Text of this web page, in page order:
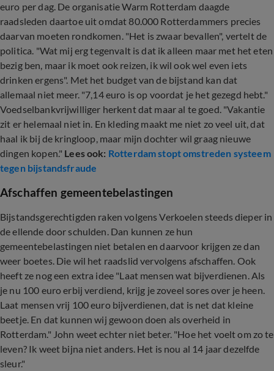
euro per dag. De organisatie Warm Rotterdam daagde
raadsleden daartoe uit omdat 80.000 Rotterdammers precies
daarvan moeten rondkomen. "Het is zwaar bevallen", vertelt de
politica. "Wat mij erg tegenvalt is dat ik alleen maar met het eten
bezig ben, maar ik moet ook reizen, ik wil ook wel even iets
drinken ergens". Met het budget van de bijstand kan dat
allemaal niet meer. "7,14 euro is op voordat je het gezegd hebt."
Voedselbankvrijwilliger herkent dat maar al te goed. "Vakantie
zit er helemaal niet in. En kleding maakt me niet zo veel uit, dat
haal ik bij de kringloop, maar mijn dochter wil graag nieuwe
dingen kopen." Lees ook: Rotterdam stopt omstreden systeem
tegen bijstandsfraude
Afschaffen gemeentebelastingen
Bijstandsgerechtigden raken volgens Verkoelen steeds dieper in
de ellende door schulden. Dan kunnen ze hun
gemeentebelastingen niet betalen en daarvoor krijgen ze dan
weer boetes. Die wil het raadslid vervolgens afschaffen. Ook
heeft ze nog een extra idee "Laat mensen wat bijverdienen. Als
je nu 100 euro erbij verdiend, krijg je zoveel sores over je heen.
Laat mensen vrij 100 euro bijverdienen, dat is net dat kleine
beetje. En dat kunnen wij gewoon doen als overheid in
Rotterdam." John weet echter niet beter. "Hoe het voelt om zo te
leven? Ik weet bijna niet anders. Het is nou al 14 jaar dezelfde
sleur."